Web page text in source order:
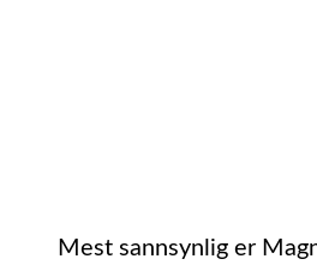
Mest sannsynlig er